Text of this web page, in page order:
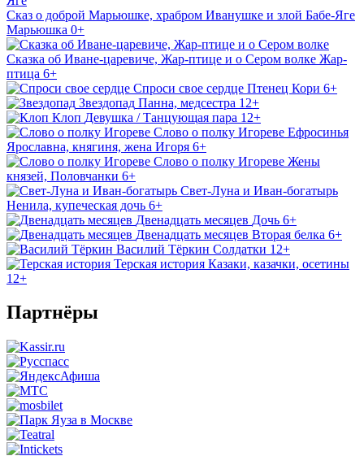
Сказ о доброй Марьюшке, храбром Иванушке и злой Бабе-Яге
Марьюшка 0+
Сказка об Иване-царевиче, Жар-птице и о Сером волке Жар-
птица 6+
Спроси свое сердце Птенец Кори 6+
Звездопад Панна, медсестра 12+
Клоп Девушка / Танцующая пара 12+
Слово о полку Игореве Ефросинья
Ярославна, княгиня, жена Игоря 6+
Слово о полку Игореве Жены
князей, Половчанки 6+
Свет-Луна и Иван-богатырь
Ненила, купеческая дочь 6+
Двенадцать месяцев Дочь 6+
Двенадцать месяцев Вторая белка 6+
Василий Тёркин Солдатки 12+
Терская история Казаки, казачки, осетины
12+
Партнёры